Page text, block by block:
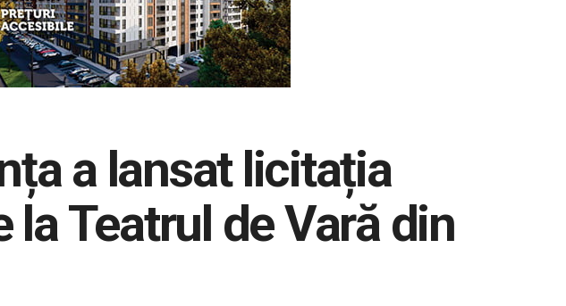
a lansat licitația
Teatrul de Vară din